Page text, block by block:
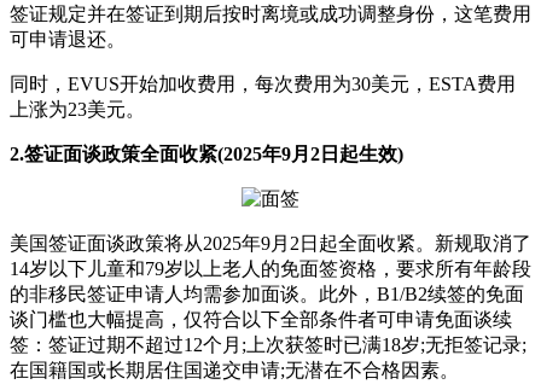
签证规定并在签证到期后按时离境或成功调整身份，这笔费用
可申请退还。
同时，EVUS开始加收费用，每次费用为30美元，ESTA费用
上涨为23美元。
2.签证面谈政策全面收紧(2025年9月2日起生效)
美国签证面谈政策将从2025年9月2日起全面收紧。新规取消了
14岁以下儿童和79岁以上老人的免面签资格，要求所有年龄段
的非移民签证申请人均需参加面谈。此外，B1/B2续签的免面
谈门槛也大幅提高，仅符合以下全部条件者可申请免面谈续
签：签证过期不超过12个月;上次获签时已满18岁;无拒签记录;
在国籍国或长期居住国递交申请;无潜在不合格因素。